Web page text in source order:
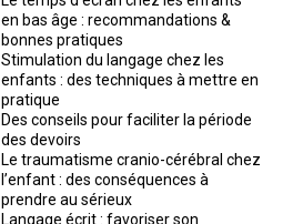
en bas âge : recommandations &
bonnes pratiques
Stimulation du langage chez les
enfants : des techniques à mettre en
pratique
Des conseils pour faciliter la période
des devoirs
Le traumatisme cranio-cérébral chez
l’enfant : des conséquences à
prendre au sérieux
Langage écrit : favoriser son